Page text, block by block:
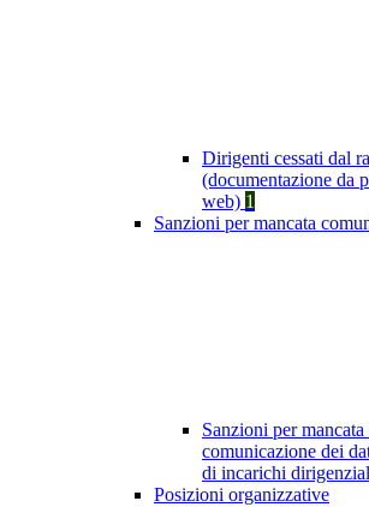
Dirigenti cessati dal
(documentazione da
web) 1
Sanzioni per mancata
Sanzioni per
comunicazione dei
di incarichi
Posizioni organizzative